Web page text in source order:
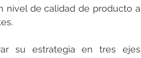
nivel de calidad de producto a
su estrategia en tres ejes